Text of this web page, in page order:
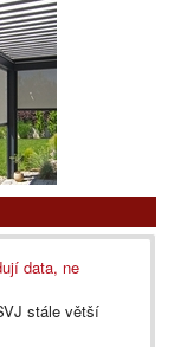
data, ne
stále větší